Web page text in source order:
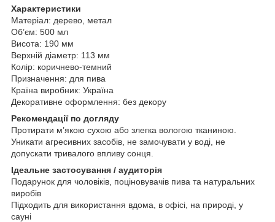
Характеристики
Матеріал: дерево, метал
Об’єм: 500 мл
Висота: 190 мм
Верхній діаметр: 113 мм
Колір: коричнево-темний
Призначення: для пива
Країна виробник: Україна
Декоративне оформлення: без декору
Рекомендації по догляду
Протирати м’якою сухою або злегка вологою тканиною.
Уникати агресивних засобів, не замочувати у воді, не
допускати тривалого впливу сонця.
Ідеальне застосування / аудиторія
Подарунок для чоловіків, поціновувачів пива та натуральних
виробів
Підходить для використання вдома, в офісі, на природі, у
сауні